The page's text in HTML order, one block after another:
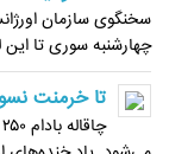
سخنگوی سازمان
چهارشنبه سوری تا این
تا خرمنت